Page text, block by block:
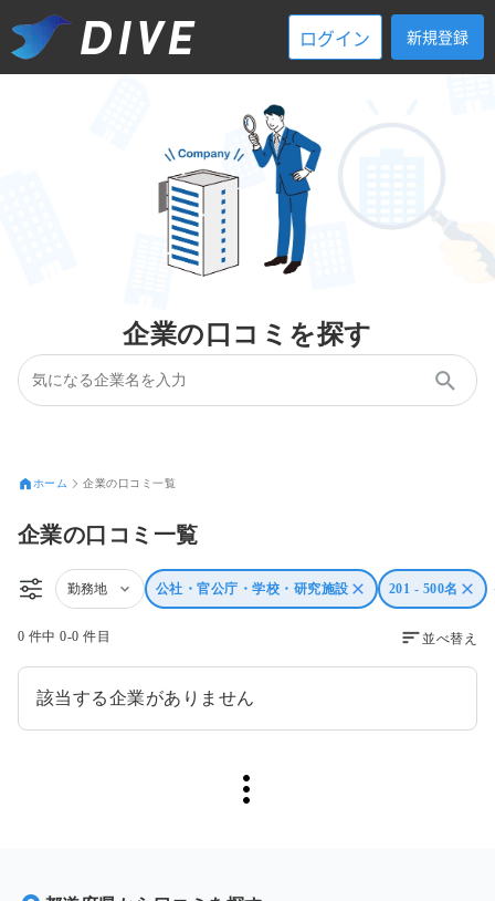
ログイン 新規登録
企業の口コミを探す
ホーム 企業の口コミ一覧
企業の口コミ一覧
勤務地 公社・官公庁・学校・研究施設 201 - 500名
0 件中 0-0 件目 並べ替え
該当する企業がありません